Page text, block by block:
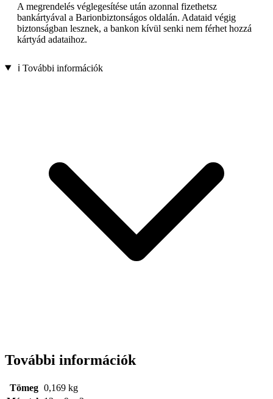
A megrendelés véglegesítése után azonnal fizethetsz
bankártyával a Barionbiztonságos oldalán. Adataid végig
biztonságban lesznek, a bankon kívül senki nem férhet hozzá
kártyád adataihoz.
ℹ️ További információk
További információk
Tömeg 0,169 kg